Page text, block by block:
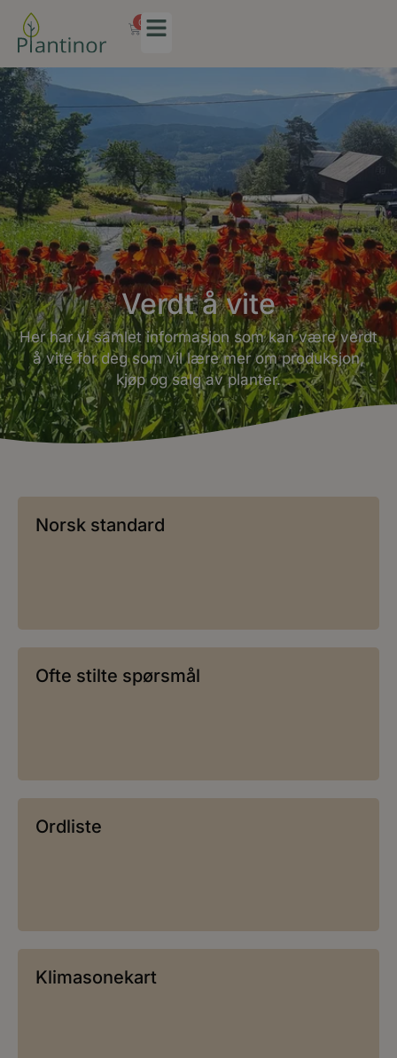
0
Verdt å vite
Her har vi samlet informasjon som kan være verdt
å vite for deg som vil lære mer om produksjon,
kjøp og salg av planter.
Norsk standard
Ofte stilte spørsmål
Ordliste
Klimasonekart